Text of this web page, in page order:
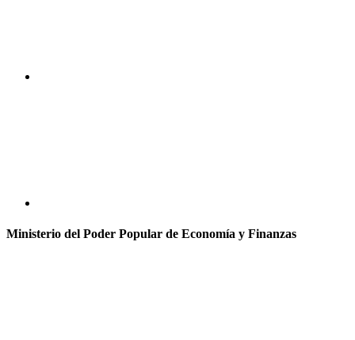
Ministerio del Poder Popular de Economía y Finanzas